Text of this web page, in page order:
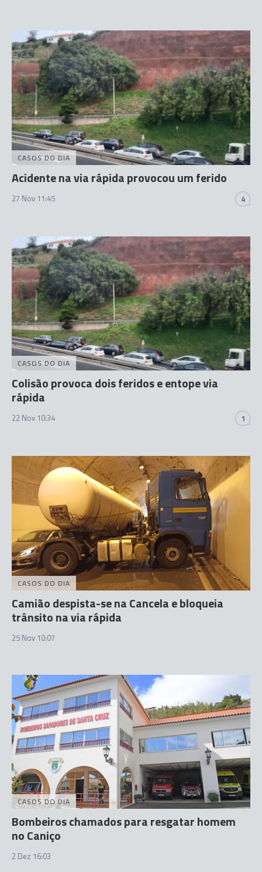
CASOS DO DIA
Acidente na via rápida provocou um ferido
27 Nov 11:45 4
CASOS DO DIA
Colisão provoca dois feridos e entope via
rápida
22 Nov 10:34 1
CASOS DO DIA
Camião despista-se na Cancela e bloqueia
trânsito na via rápida
25 Nov 10:07
CASOS DO DIA
Bombeiros chamados para resgatar homem
no Caniço
2 Dez 16:03